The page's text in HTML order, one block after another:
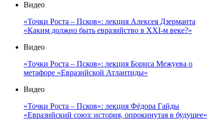
Видео
«Точки Роста – Псков»: лекция Алексея Дзерманта
«Каким должно быть евразийство в XXI-м веке?»
Видео
«Точки Роста – Псков»: лекция Бориса Межуева о
метафоре «Евразийской Атлантиды»
Видео
«Точки Роста – Псков»: лекция Фёдора Гайды
«Евразийский союз: история, опрокинутая в будущее»